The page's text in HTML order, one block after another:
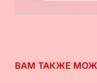
ВАМ ТАКЖЕ